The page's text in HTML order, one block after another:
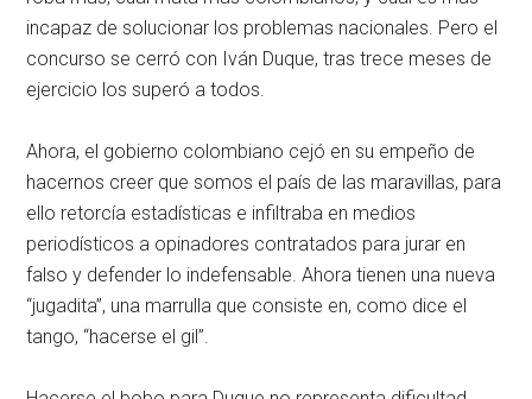
incapaz de solucionar los problemas nacionales. Pero el
concurso se cerró con Iván Duque, tras trece meses de
ejercicio los superó a todos.
Ahora, el gobierno colombiano cejó en su empeño de
hacernos creer que somos el país de las maravillas, para
ello retorcía estadísticas e infiltraba en medios
periodísticos a opinadores contratados para jurar en
falso y defender lo indefensable. Ahora tienen una nueva
“jugadita”, una marrulla que consiste en, como dice el
tango, “hacerse el gil”.